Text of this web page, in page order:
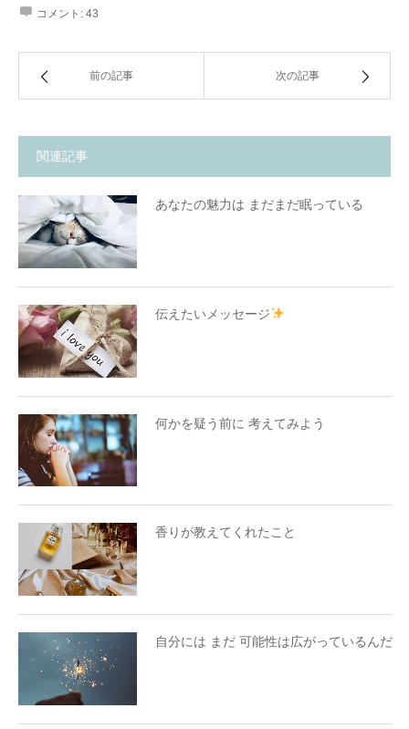
コメント: 43
前の記事 次の記事
関連記事
あなたの魅力は まだまだ眠っている
伝えたいメッセージ
何かを疑う前に 考えてみよう
香りが教えてくれたこと
自分には まだ 可能性は広がっているんだ